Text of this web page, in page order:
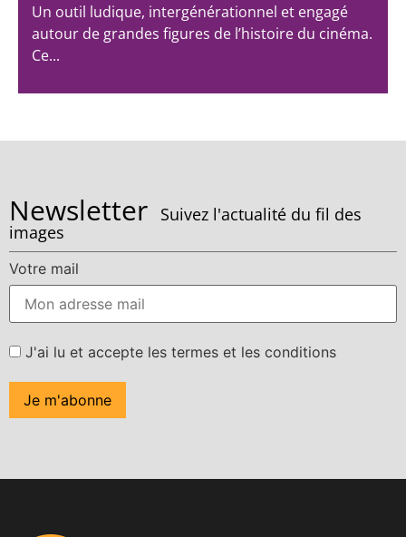
Un outil ludique, intergénérationnel et engagé
autour de grandes figures de l’histoire du cinéma.
Ce...
Newsletter
Suivez l'actualité du fil des
images
Votre mail
J'ai lu et accepte les termes et les conditions